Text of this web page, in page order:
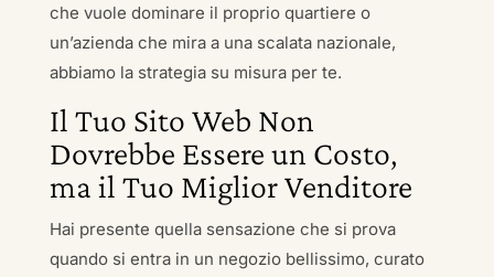
che vuole dominare il proprio quartiere o
un’azienda che mira a una scalata nazionale,
abbiamo la strategia su misura per te.
Il Tuo Sito Web Non
Dovrebbe Essere un Costo,
ma il Tuo Miglior Venditore
Hai presente quella sensazione che si prova
quando si entra in un negozio bellissimo, curato